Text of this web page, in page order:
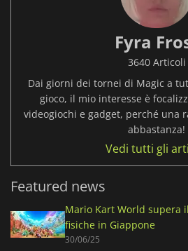
Fyra
3640 Articoli
Dai giorni dei tornei di Magic a
gioco, il mio interesse è
videogiochi e gadget, perché una
abbastanza!
Vedi tutti gli
Featured news
Mario Kart World supera
fisiche in Giappone
30/06/25